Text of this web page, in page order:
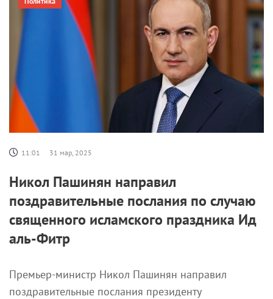
11:01 31 мар, 2025
Никол Пашинян направил
поздравительные послания по случаю
священного исламского праздника Ид
аль-Фитр
Премьер-министр Никол Пашинян направил
поздравительные послания президенту